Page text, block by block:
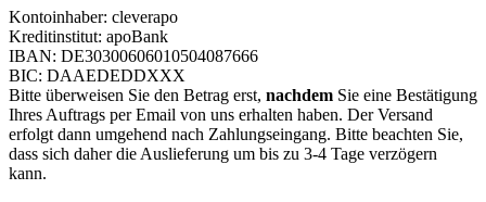
Kontoinhaber: cleverapo
Kreditinstitut: apoBank
IBAN: DE30300606010504087666
BIC: DAAEDEDDXXX
Bitte überweisen Sie den Betrag erst, nachdem Sie eine Bestätigung
Ihres Auftrags per Email von uns erhalten haben. Der Versand
erfolgt dann umgehend nach Zahlungseingang. Bitte beachten Sie,
dass sich daher die Auslieferung um bis zu 3-4 Tage verzögern
kann.